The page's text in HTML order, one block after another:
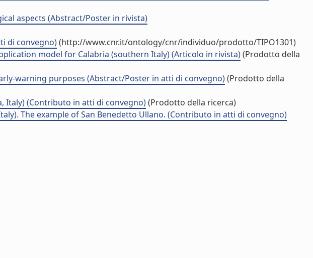
aspects (Abstract/Poster in rivista)
di convegno)(http://www.cnr.it/ontology/cnr/individuo/prodotto/TIPO1301)
model for Calabria (southern Italy) (Articolo in rivista)(Prodotto della
warning purposes (Abstract/Poster in atti di convegno)(Prodotto della
Italy) (Contributo in atti di convegno)(Prodotto della ricerca)
The example of San Benedetto Ullano. (Contributo in atti di convegno)